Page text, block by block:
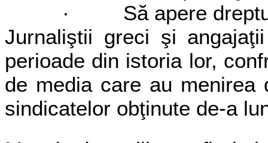
· Să apere dreptul
Jurnaliştii greci şi
perioade din istoria lor,
de media care au menirea
sindicatelor obţinute de-a